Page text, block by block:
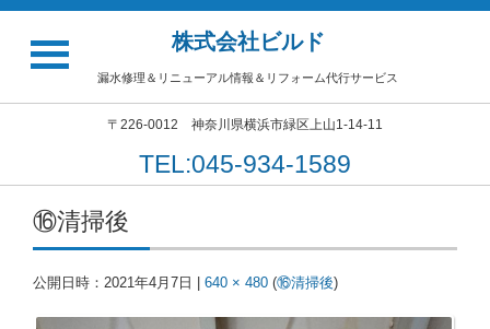
株式会社ビルド
漏水修理＆リニューアル情報＆リフォーム代行サービス
〒226-0012 神奈川県横浜市緑区上山1-14-11
TEL:045-934-1589
⑯清掃後
公開日時： 2021年4月7日 640 × 480 (⑯清掃後)